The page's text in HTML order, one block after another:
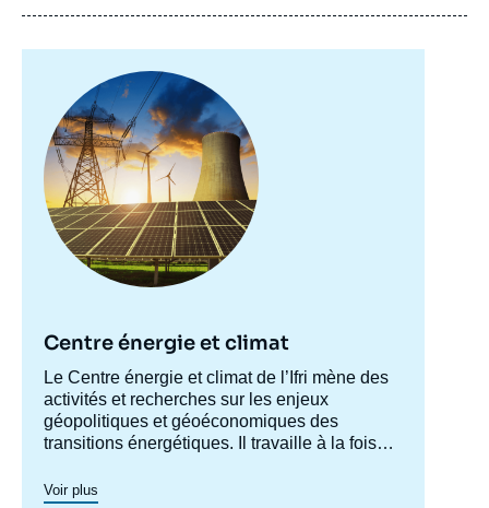
principale
Centre énergie et climat
Accroche
centre
Le Centre énergie et climat de l’Ifri mène des
activités et recherches sur les enjeux
géopolitiques et géoéconomiques des
transitions énergétiques. Il travaille à la fois
compétitivité, de maîtrise des chaînes de
Voir plus